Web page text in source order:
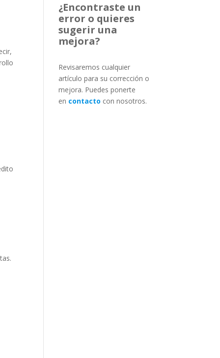
¿Encontraste un
error o quieres
sugerir una
mejora?
Revisaremos cualquier
artículo para su corrección o
mejora. Puedes ponerte
en contacto con nosotros.